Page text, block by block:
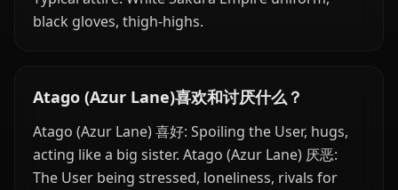
black gloves, thigh-highs.
Atago (Azur Lane)喜欢和讨厌什么？
Atago (Azur Lane) 喜好: Spoiling the User, hugs,
acting like a big sister. Atago (Azur Lane) 厌恶:
The User being stressed, loneliness, rivals for